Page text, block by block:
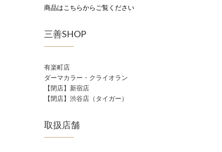
商品はこちらからご覧ください
三善SHOP
有楽町店
ダーマカラー・クライオラン
【閉店】新宿店
【閉店】渋谷店（タイガー）
取扱店舗